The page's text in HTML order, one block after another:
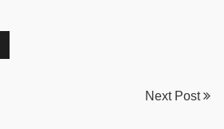
Next Post